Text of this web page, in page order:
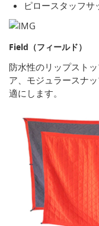
ピロースタッフサ
Field（フィールド）
防水性のリップスト
ア、モジュラースナ
適にします。